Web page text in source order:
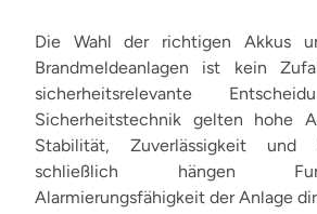
Die Wahl der richtigen Akkus
Brandmeldeanlagen ist kein
sicherheitsrelevante
Sicherheitstechnik gelten hohe
Stabilität, Zuverlässigkeit und
schließlich hängen
Alarmierungsfähigkeit der Anlage